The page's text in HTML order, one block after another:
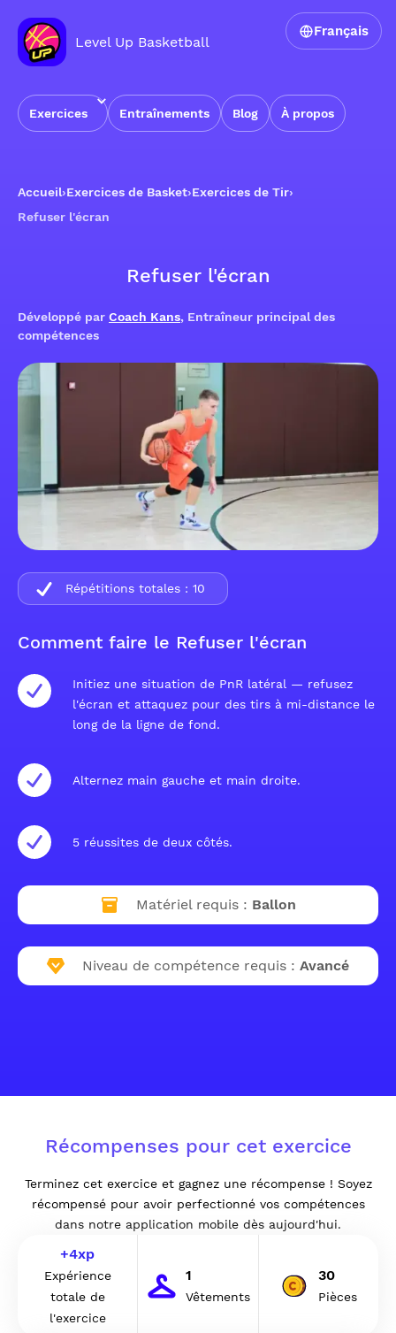
Level Up Basketball
Exercices Entraînements Blog À propos
Français
Accueil›Exercices de Basket›Exercices de Tir›
Refuser l'écran
Refuser l'écran
Développé par Coach Kans, Entraîneur principal des
compétences
Comment faire le Refuser l'écran
Initiez une situation de PnR latéral — refusez
l'écran et attaquez pour des tirs à mi-distance le
long de la ligne de fond.
Alternez main gauche et main droite.
5 réussites de deux côtés.
Matériel requis : Ballon
Niveau de compétence requis : Avancé
Répétitions totales : 10
Récompenses pour cet exercice
Terminez cet exercice et gagnez une récompense ! Soyez
récompensé pour avoir perfectionné vos compétences
dans notre application mobile dès aujourd'hui.
+4xp
Expérience
totale de
l'exercice
1
Vêtements
30
Pièces